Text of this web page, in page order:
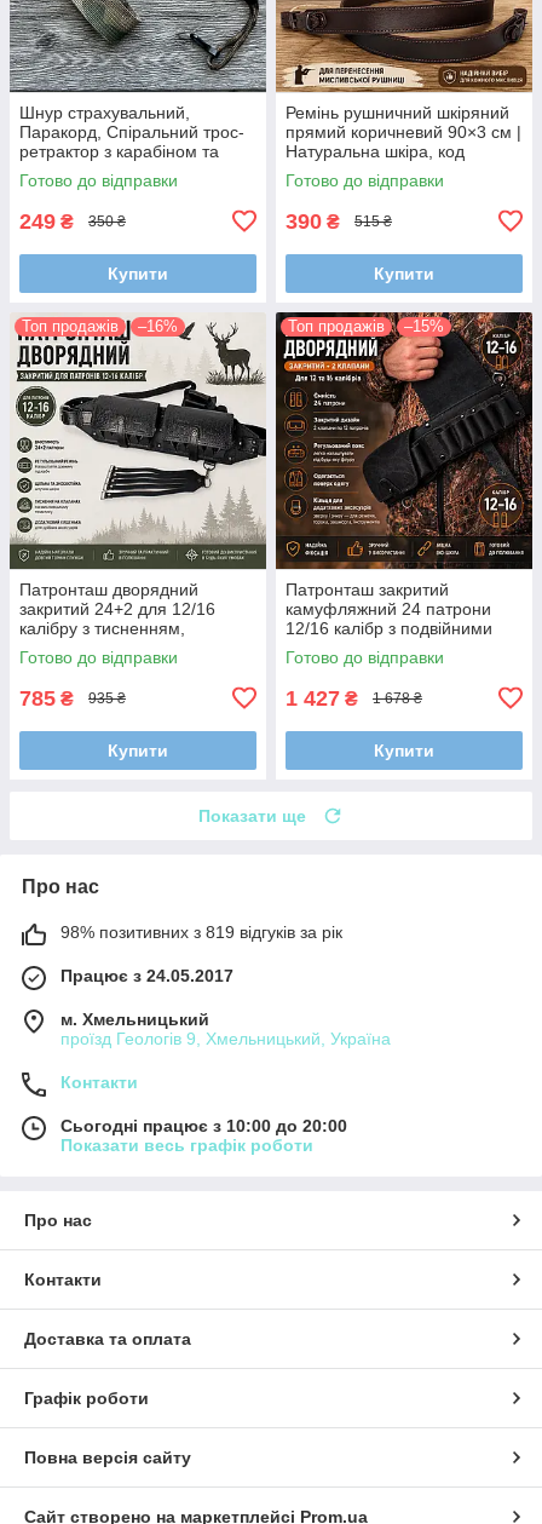
Шнур страхувальний,
Паракорд, Спіральний трос-
ретрактор з карабіном та
кріпленням на пояс (Довжина
35-100 см)
Готово до відправки
249 ₴ 350 ₴
Купити
Ремінь рушничний шкіряний
прямий коричневий 90×3 см |
Натуральна шкіра, код
95020/2
Готово до відправки
390 ₴ 515 ₴
Купити
Топ продажів –16%
Патронташ дворядний
закритий 24+2 для 12/16
калібру з тисненням,
регульований ремінь
Готово до відправки
785 ₴ 935 ₴
Купити
Топ продажів –15%
Патронташ закритий
камуфляжний 24 патрони
12/16 калібр з подвійними
клапанами та кільцями
Готово до відправки
1 427 ₴ 1 678 ₴
Купити
Показати ще
Про нас
98% позитивних з 819 відгуків за рік
Працює з 24.05.2017
м. Хмельницький
проїзд Геологів 9, Хмельницький, Україна
Контакти
Сьогодні працює з 10:00 до 20:00
Показати весь графік роботи
Про нас
Контакти
Доставка та оплата
Графік роботи
Повна версія сайту
Сайт створено на маркетплейсі Prom.ua